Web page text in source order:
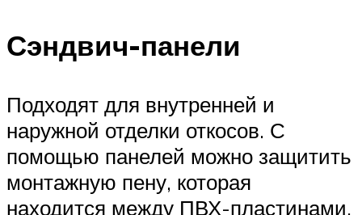
Сэндвич-панели
Подходят для внутренней и
наружной отделки откосов. С
помощью панелей можно защитить
монтажную пену, которая
находится между ПВХ-пластинами,